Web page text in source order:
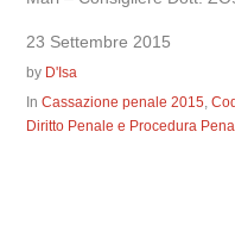
23 Settembre 2015
by D'Isa
InCassazione penale 2015,
Diritto Penale e Procedura